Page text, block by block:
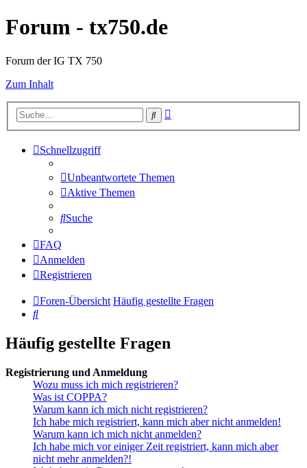
Forum - tx750.de
Forum der IG TX 750
Zum Inhalt
Suche
Schnellzugriff
Unbeantwortete Themen
Aktive Themen
Suche
FAQ
Anmelden
Registrieren
Foren-Übersicht Häufig gestellte Fragen
Suche
Häufig gestellte Fragen
Registrierung und Anmeldung
Wozu muss ich mich registrieren?
Was ist COPPA?
Warum kann ich mich nicht registrieren?
Ich habe mich registriert, kann mich aber nicht anmelden!
Warum kann ich mich nicht anmelden?
Ich habe mich vor einiger Zeit registriert, kann mich aber
nicht mehr anmelden?!